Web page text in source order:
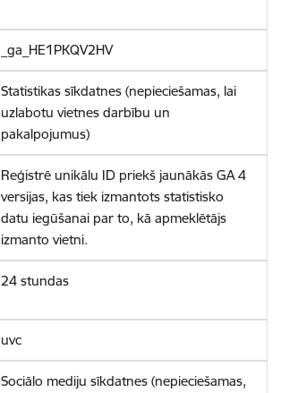
_ga_HE1PKQV2HV
Statistikas sīkdatnes (nepieciešamas, lai
uzlabotu vietnes darbību un
pakalpojumus)
Reģistrē unikālu ID priekš jaunākās GA 4
versijas, kas tiek izmantots statistisko
datu iegūšanai par to, kā apmeklētājs
izmanto vietni.
24 stundas
uvc
Sociālo mediju sīkdatnes (nepieciešamas,